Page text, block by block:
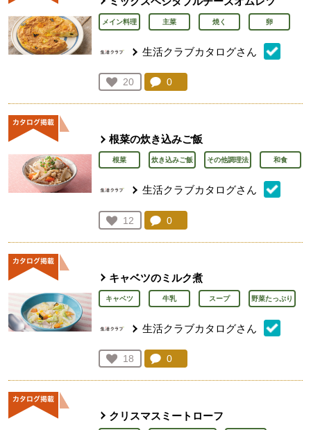
メイン料理 主菜 焼く 卵
生活クラブカタログさん
お気に入り登録：
20
人が登録
コメント：
0
根菜の炊き込みご飯
根菜 炊き込みご飯 その他調理法 和食
生活クラブカタログさん
お気に入り登録：
12
人が登録
コメント：
0
キャベツのミルク煮
キャベツ 牛乳 スープ 野菜たっぷり
生活クラブカタログさん
お気に入り登録：
18
人が登録
コメント：
0
クリスマスミートローフ